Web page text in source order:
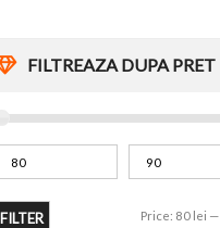
FILTREAZA DUPA PRET
FILTER Price: 80 lei —